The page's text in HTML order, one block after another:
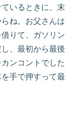
いるときに、末
ね。お父さんは
りて、ガソリン
、最初から最後
ンコントでした
手で押すって最